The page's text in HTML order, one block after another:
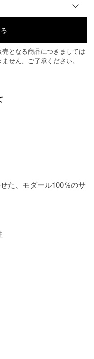
となる商品につきましては
せん。ご了承ください。
た、モダール100％のサ